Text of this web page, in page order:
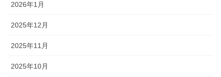
2026年1月
2025年12月
2025年11月
2025年10月